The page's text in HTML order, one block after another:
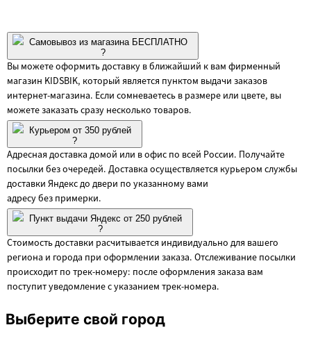
Самовывоз из магазина БЕСПЛАТНО
?
Вы можете оформить доставку в ближайший к вам фирменный
магазин KIDSBIK, который является пунктом выдачи заказов
интернет-магазина. Если сомневаетесь в размере или цвете, вы
можете заказать сразу несколько товаров.
Курьером от 350 рублей
?
Адресная доставка домой или в офис по всей России. Получайте
посылки без очередей. Доставка осуществляется курьером службы
доставки Яндекс до двери по указанному вами
адресу без примерки.
Пункт выдачи Яндекс от 250 рублей
?
Стоимость доставки расчитывается индивидуально для вашего
региона и города при оформлении заказа. Отслеживание посылки
происходит по трек-номеру: после оформления заказа вам
поступит уведомление с указанием трек-номера.
Выберите свой город